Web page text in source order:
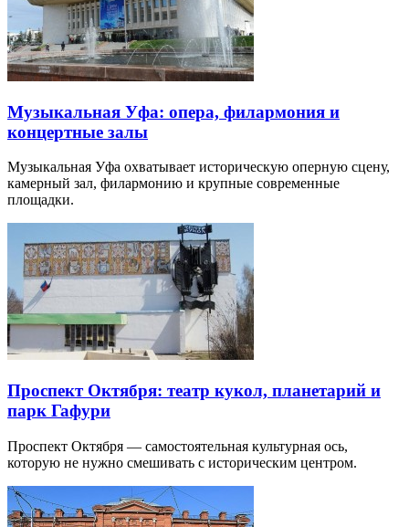
Музыкальная Уфа: опера, филармония и
концертные залы
Музыкальная Уфа охватывает историческую оперную сцену,
камерный зал, филармонию и крупные современные
площадки.
Проспект Октября: театр кукол, планетарий и
парк Гафури
Проспект Октября — самостоятельная культурная ось,
которую не нужно смешивать с историческим центром.